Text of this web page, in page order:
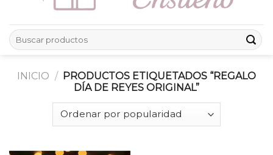
Buscar
por:
INICIO / PRODUCTOS ETIQUETADOS “REGALO
DÍA DE REYES ORIGINAL”